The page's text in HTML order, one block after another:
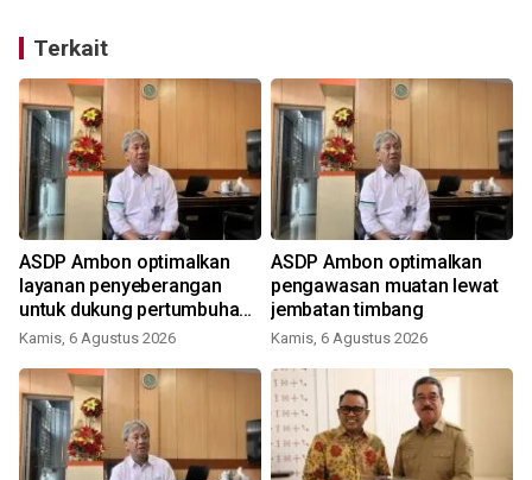
Terkait
ASDP Ambon optimalkan
layanan penyeberangan
untuk dukung pertumbuhan
ekonomi dan pariwisata
Kamis, 6 Agustus 2026
ASDP Ambon optimalkan
pengawasan muatan lewat
jembatan timbang
Kamis, 6 Agustus 2026